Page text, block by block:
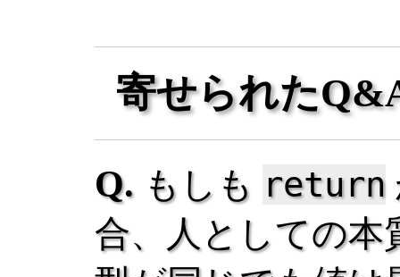
寄せられた
もしも return
合、人としての本